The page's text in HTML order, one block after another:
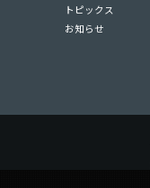
トピックス
お知らせ